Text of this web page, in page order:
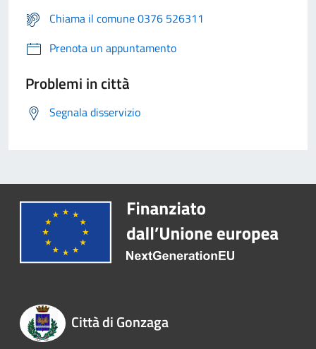
Chiama il comune 0376 526311
Prenota un appuntamento
Problemi in città
Segnala disservizio
Città di Gonzaga